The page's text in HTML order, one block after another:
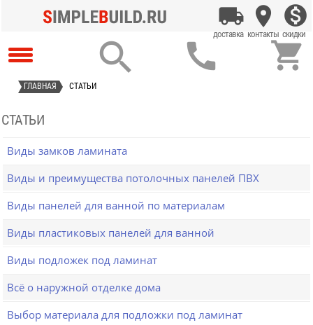
  
ГЛАВНАЯ СТАТЬИ
СТАТЬИ
Виды замков ламината
Виды и преимущества потолочных панелей ПВХ
Виды панелей для ванной по материалам
Виды пластиковых панелей для ванной
Виды подложек под ламинат
Всё о наружной отделке дома
Выбор материала для подложки под ламинат